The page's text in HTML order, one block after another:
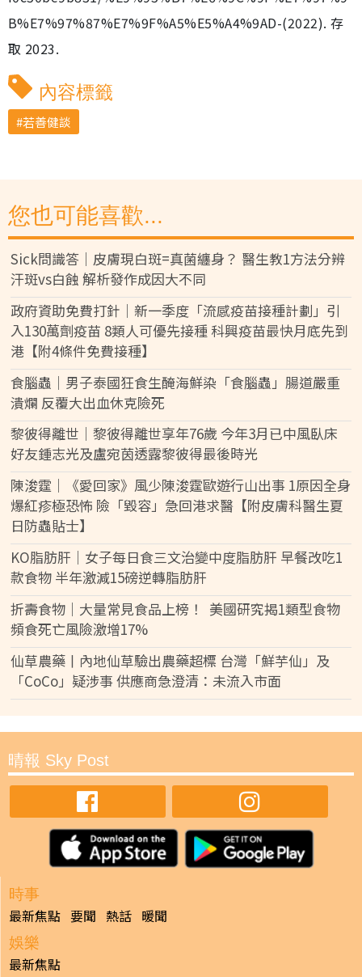
B%E7%97%87%E7%9F%A5%E5%A4%9AD-(2022). 存
取 2023.
內容標籤
若善健談
您也可能喜歡...
Sick問識答｜皮膚現白斑=真菌纏身？ 醫生教1方法分辨
汗斑vs白蝕 解析發作成因大不同
政府資助免費打針｜新一季度「流感疫苗接種計劃」引
入130萬劑疫苗 8類人可優先接種 科興疫苗最快月底先到
港【附4條件免費接種】
食腦蟲｜男子泰國狂食生醃海鮮染「食腦蟲」腸道嚴重
潰爛 反覆大出血休克險死
黎彼得離世｜黎彼得離世享年76歲 今年3月已中風臥床
好友鍾志光及盧宛茵透露黎彼得最後時光
陳浚霆｜《愛回家》風少陳浚霆歐遊行山出事 1原因全身
爆紅疹極恐怖 險「毀容」急回港求醫【附皮膚科醫生夏
日防蟲貼士】
KO脂肪肝｜女子每日食三文治變中度脂肪肝 早餐改吃1
款食物 半年激減15磅逆轉脂肪肝
折壽食物｜大量常見食品上榜！ 美國研究揭1類型食物
頻食死亡風險激增17%
仙草農藥丨內地仙草驗出農藥超標 台灣「鮮芋仙」及
「CoCo」疑涉事 供應商急澄清：未流入市面
晴報 Sky Post
時事
最新焦點 要聞 熱話 暖聞
娛樂
最新焦點